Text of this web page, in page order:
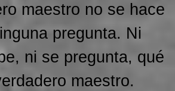
maestro no se hace
pregunta. Ni
ni se pregunta, qué
maestro.